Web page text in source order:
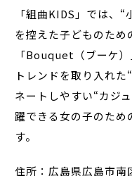
「組曲KIDS」では、
を控えた子どものため
「Bouquet（ブーケ
トレンドを取り入れ
ネートしやすい“カジ
躍できる女の子のため
す。
住所：広島県広島市